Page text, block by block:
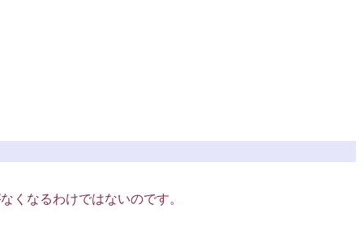
くなるわけではないのです。